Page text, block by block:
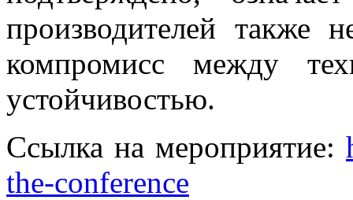
производителей также
компромисс между
устойчивостью.
Ссылка на мероприятие:
the-conference